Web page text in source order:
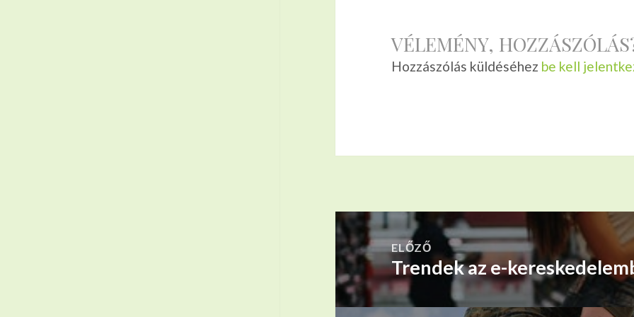
VÉLEMÉNY,
Hozzászólás küldéséhez be kell
BEJEGYZÉS
NAVIGÁCIÓELŐZŐ
Korábbi
bejegyzések:
Trendek az e-